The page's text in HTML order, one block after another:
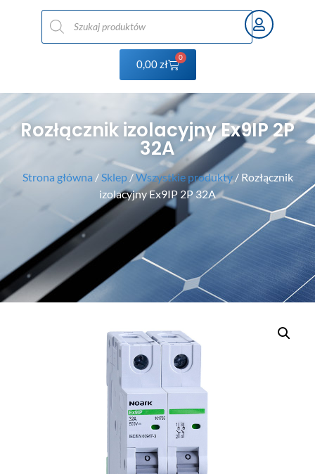
0,00zł
0
Rozłącznik izolacyjny Ex9IP 2P
32A
Strona główna / Sklep/Wszystkie produkty/ Rozłącznik
izolacyjny Ex9IP 2P 32A